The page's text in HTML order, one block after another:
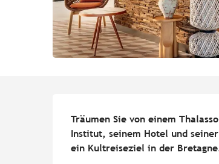
Träumen Sie von einem
Institut, seinem Hotel und
ein Kultreiseziel in der